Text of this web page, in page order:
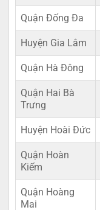
Quận Đống Đa
Huyện Gia Lâm
Quận Hà Đông
Quận Hai Bà
Trưng
Huyện Hoài Đức
Quận Hoàn
Kiếm
Quận Hoàng
Mai